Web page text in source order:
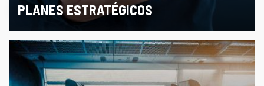
PLANES ESTRATÉGICOS